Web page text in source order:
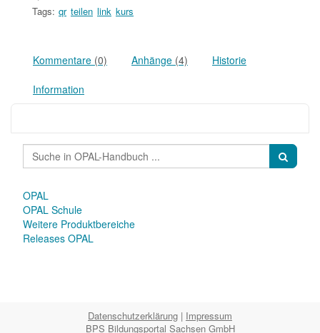
Tags: qr teilen link kurs
Kommentare (0) Anhänge (4) Historie
Information
OPAL
OPAL Schule
Weitere Produktbereiche
Releases OPAL
Datenschutzerklärung | Impressum
BPS Bildungsportal Sachsen GmbH